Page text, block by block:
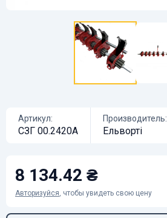
Артикул:
СЗГ 00.2420А
Производитель:
Ельворті
8 134.42 ₴
Авторизуйся, чтобы увидеть свою цену